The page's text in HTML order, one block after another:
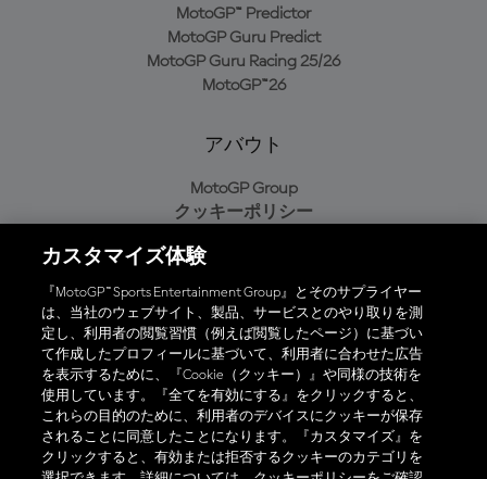
MotoGP™ Predictor
MotoGP Guru Predict
MotoGP Guru Racing 25/26
MotoGP™26
アバウト
MotoGP Group
クッキーポリシー
プライバシーポリシー
購入ポリシー
オフィシャルアプリ
カスタマイズ体験
『MotoGP™ Sports Entertainment Group』とそのサプライヤー
は、当社のウェブサイト、製品、サービスとのやり取りを測
定し、利用者の閲覧習慣（例えば閲覧したページ）に基づい
て作成したプロフィールに基づいて、利用者に合わせた広告
を表示するために、『Cookie（クッキー）』や同様の技術を
使用しています。『全てを有効にする』をクリックすると、
これらの目的のために、利用者のデバイスにクッキーが保存
されることに同意したことになります。『カスタマイズ』を
クリックすると、有効または拒否するクッキーのカテゴリを